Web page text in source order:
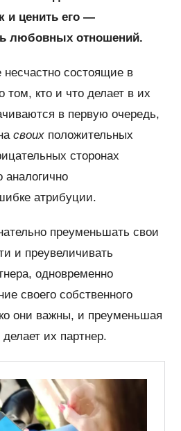
и ценить его —
любовных отношений.
несчастно состоящие в
кто и что делает в их
в первую очередь,
своих положительных
сторонах
аналогично
атрибуции.
преуменьшать свои
и преувеличивать
одновременно
своего собственного
они важны, и преуменьшая
их партнер.